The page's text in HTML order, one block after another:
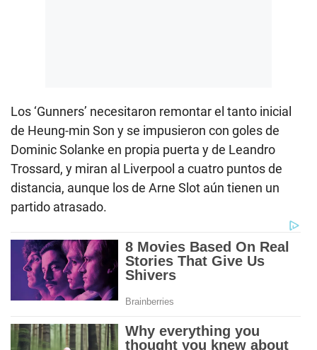
Los ‘Gunners’ necesitaron remontar el tanto inicial
de Heung-min Son y se impusieron con goles de
Dominic Solanke en propia puerta y de Leandro
Trossard, y miran al Liverpool a cuatro puntos de
distancia, aunque los de Arne Slot aún tienen un
partido atrasado.